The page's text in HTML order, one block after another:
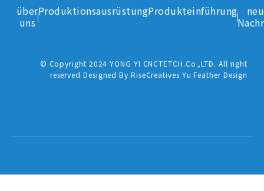
über
uns
ProduktionsausrüstungProdukteinführung
© Copyright 2024 YONG YI CNCTETCH.Co.,LTD. All right
reserved Designed By RiseCreatives Yu Feather Design